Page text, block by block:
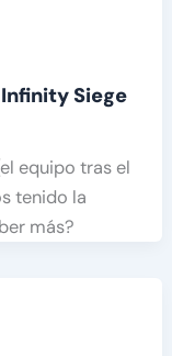
Siege
equipo tras el
tenido la
más?